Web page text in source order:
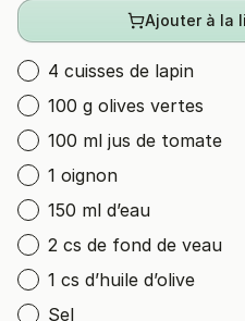
Ajouter à la
4 cuisses de lapin
100 g olives vertes
100 ml jus de tomate
1 oignon
150 ml d’eau
2 cs de fond de veau
1 cs d’huile d’olive
Sel